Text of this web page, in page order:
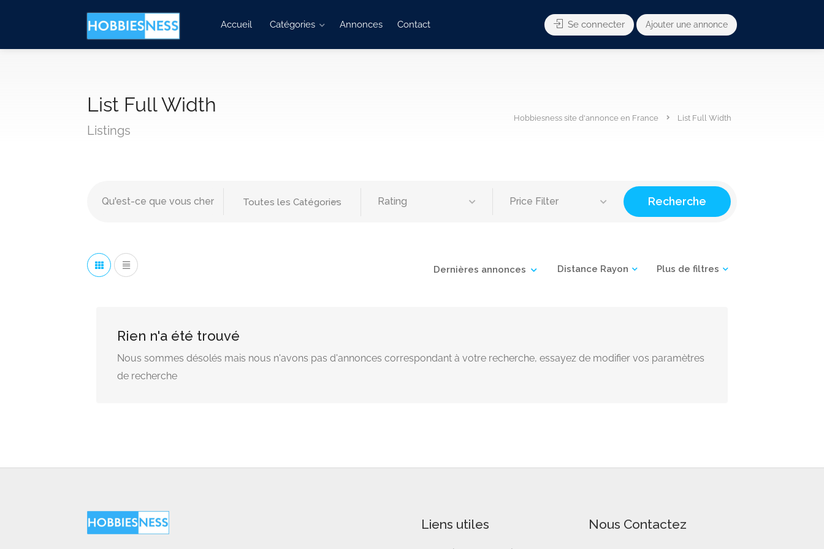
Accueil Catégories Annonces Contact Se connecter Ajouter une annonce
List Full Width
Listings
Hobbiesness site d'annonce en France List Full Width
Toutes les Catégories Rating Price Filter Recherche
Plus de filtres
Distance Rayon
Dernières annonces
Rien n'a été trouvé
Nous sommes désolés mais nous n'avons pas d'annonces correspondant à votre recherche, essayez de modifier vos paramètres
de recherche
Liens utiles Nous Contactez